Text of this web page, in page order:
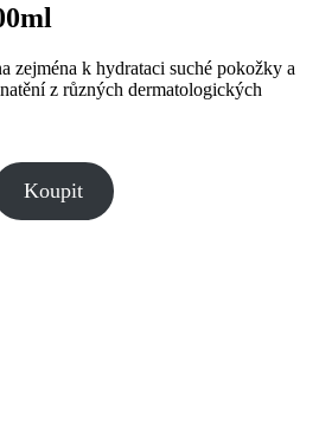
zejména k hydrataci suché pokožky a
z různých dermatologických
Koupit